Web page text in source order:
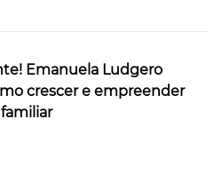
Emanuela Ludgero
crescer e empreender